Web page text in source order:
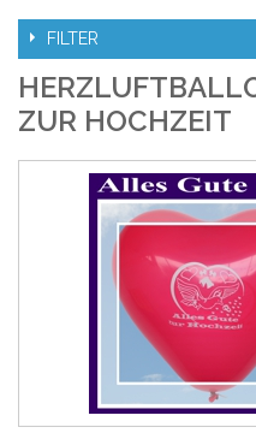
FILTER
ZUR HOCHZEIT